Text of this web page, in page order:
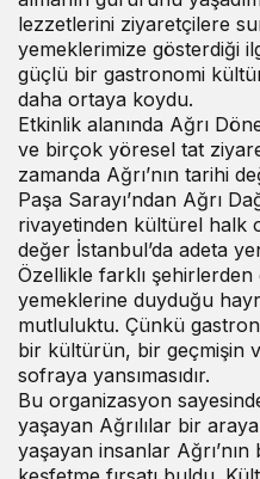
lezzetlerini ziyaretçilere
yemeklerimize gösterdiği
güçlü bir gastronomi
daha ortaya koydu.
Etkinlik alanında Ağrı
ve birçok yöresel tat
zamanda Ağrı’nın tarihi
Paşa Sarayı’ndan Ağrı
rivayetinden kültürel halk
değer İstanbul’da adeta
Özellikle farklı şehirlerden
yemeklerine duyduğu
mutluluktu. Çünkü
bir kültürün, bir geçmişin
sofraya yansımasıdır.
Bu organizasyon
yaşayan Ağrılılar bir
yaşayan insanlar